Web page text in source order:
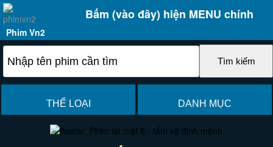
Bấm (vào đây) hiện MENU chính
Phim Vn2
THỂ LOẠI DANH MỤC